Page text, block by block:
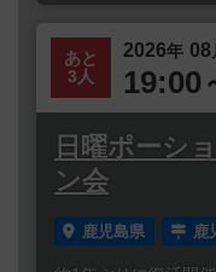
あと
3人
2026年 08
19:00
日曜ポーシ
ン会
鹿児島県 鹿